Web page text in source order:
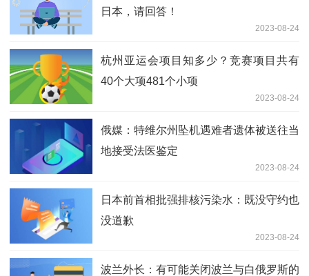
日本，请回答！
2023-08-24
杭州亚运会项目知多少？竞赛项目共有
40个大项481个小项
2023-08-24
俄媒：特维尔州坠机遇难者遗体被送往当
地接受法医鉴定
2023-08-24
日本前首相批强排核污染水：既没守约也
没道歉
2023-08-24
波兰外长：有可能关闭波兰与白俄罗斯的